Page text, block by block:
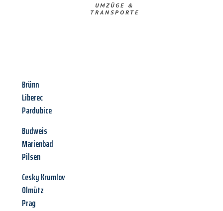
UMZÜGE &
TRANSPORTE
Brünn
Liberec
Pardubice
Budweis
Marienbad
Pilsen
Cesky Krumlov
Olmütz
Prag